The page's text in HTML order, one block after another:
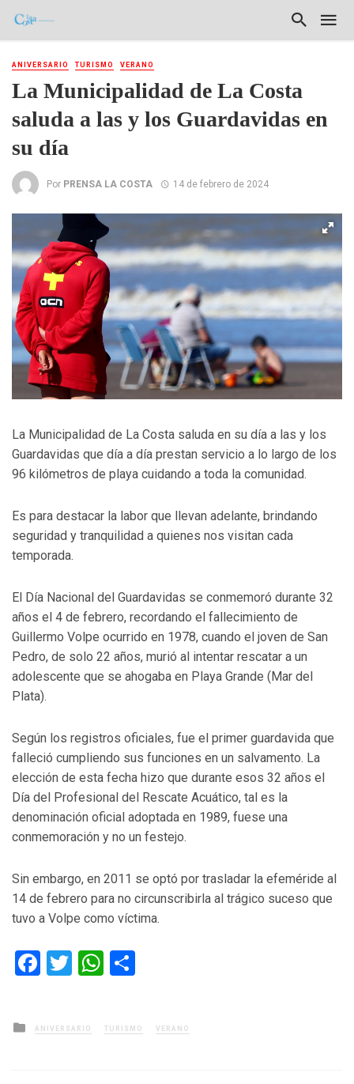
ANIVERSARIO TURISMO VERANO
La Municipalidad de La Costa
saluda a las y los Guardavidas en
su día
Por PRENSA LA COSTA 14 de febrero de 2024
La Municipalidad de La Costa saluda en su día a las y los
Guardavidas que día a día prestan servicio a lo largo de los
96 kilómetros de playa cuidando a toda la comunidad.
Es para destacar la labor que llevan adelante, brindando
seguridad y tranquilidad a quienes nos visitan cada
temporada.
El Día Nacional del Guardavidas se conmemoró durante 32
años el 4 de febrero, recordando el fallecimiento de
Guillermo Volpe ocurrido en 1978, cuando el joven de San
Pedro, de solo 22 años, murió al intentar rescatar a un
adolescente que se ahogaba en Playa Grande (Mar del
Plata).
Según los registros oficiales, fue el primer guardavida que
falleció cumpliendo sus funciones en un salvamento. La
elección de esta fecha hizo que durante esos 32 años el
Día del Profesional del Rescate Acuático, tal es la
denominación oficial adoptada en 1989, fuese una
conmemoración y no un festejo.
Sin embargo, en 2011 se optó por trasladar la efeméride al
14 de febrero para no circunscribirla al trágico suceso que
tuvo a Volpe como víctima.
Facebook
TwitterWhatsApp
Posted
in
ANIVERSARIO TURISMO VERANO